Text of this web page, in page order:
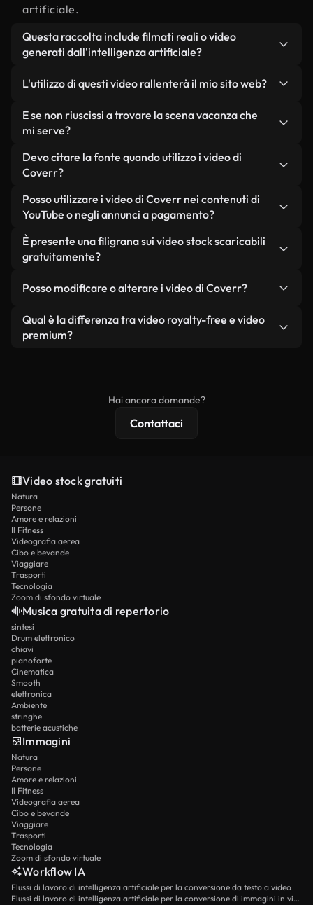
artificiale.
Questa raccolta include filmati reali o video
generati dall'intelligenza artificiale?
da filmati reali, girati da persone, relativi a
vacanza, e da video generati dall'intelligenza
artificiale. Ogni video è chiaramente etichettato,
L'utilizzo di questi video rallenterà il mio sito web?
Non se scegli le nostre versioni ottimizzate.
Offriamo formati leggeri e pronti per il web,
mantengono alta la qualità, riducono al minimo i
tempi di caricamento e migliorano parametri
come LCP.
E se non riuscissi a trovare la scena vacanza che
mi serve?
Puoi crearne uno all'istante utilizzando Coverr AI
Studio. Ti basta descrivere la scena, ad esempio
pochi secondi un video personalizzato in
conformità con i nostri standard di licenza.
Devo citare la fonte quando utilizzo i video di
Coverr?
Non è richiesto alcun riconoscimento dell'autore.
Tutti i video presenti nella nostra libreria sono
senza citare il creatore, sebbene sia sempre
gradito.
Posso utilizzare i video di Coverr nei contenuti di
YouTube o negli annunci a pagamento?
Sì. Tutti i filmati di Coverr possono essere utilizzati
in video monetizzati su YouTube, promozioni sui
condizione che non si rivendano o ridistribuiscano
È presente una filigrana sui video stock scaricabili
gratuitamente?
reali o generati dall'intelligenza artificiale, include
filigrane. Avrai a disposizione filmati puliti e pronti
all'uso.
Posso modificare o alterare i video di Coverr?
Sì. Siete liberi di tagliare, ritagliare o remixare i
nostri video. Assicuratevi solo che il prodotto
Qual è la differenza tra video royalty-free e video
premium?
Hai ancora domande?
Contattaci
Video stock gratuiti
Natura
Persone
Amore e relazioni
Il Fitness
Videografia aerea
Cibo e bevande
Viaggiare
Trasporti
Tecnologia
Zoom di sfondo virtuale
Musica gratuita di repertorio
sintesi
Drum elettronico
chiavi
pianoforte
Cinematica
Smooth
elettronica
Ambiente
stringhe
batterie acustiche
Immagini
Natura
Persone
Amore e relazioni
Il Fitness
Videografia aerea
Cibo e bevande
Viaggiare
Trasporti
Tecnologia
Zoom di sfondo virtuale
Workflow IA
Flussi di lavoro di intelligenza artificiale per la conversione da testo a video
Flussi di lavoro di intelligenza artificiale per la conversione di immagini in video